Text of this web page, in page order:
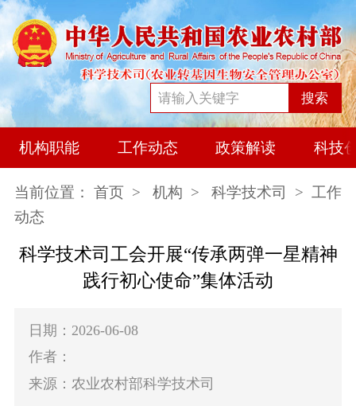
搜索
机构职能 工作动态 政策解读 科技
当前位置： 首页 > 机构 > 科学技术司
> 工作
动态
科学技术司工会开展“传承两弹一星精神
践行初心使命”集体活动
日期：2026-06-08
作者：
来源：农业农村部科学技术司